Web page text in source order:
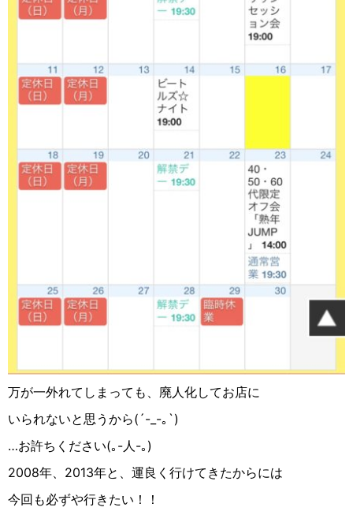
万が一外れてしまっても、廃人化してお店に
いられないと思うから(´-_-｡`)
…お許ちください(｡-人-｡)
2008年、2013年と、運良く行けてきたからには
今回も必ずや行きたい！！